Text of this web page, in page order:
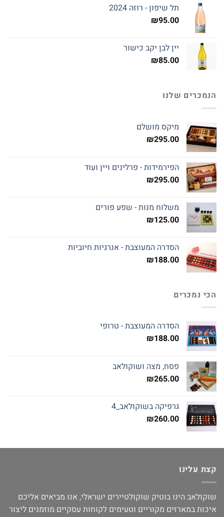
תל שיפון - רוזה 2024
₪95.00
יין לבן יקב כישור
₪85.00
הנמכרים שלנו
מיקס מושלם
₪295.00
הפירמידות - פרלינים ויין ועוד
₪295.00
משלוח מנות - שפע פורים
₪125.00
הסדרה המעוצבת - אנרגיות חיוביות
₪188.00
הכי נמכרים
הסדרה המעוצבת - טרופי
₪188.00
פסח, מצה ושוקולאב
₪265.00
גרפיקה בשוקולאב_4
₪260.00
קצת עלינו
שוקולאב הינו בוטיק שוקולטיירים ישראלי, אנו מביאים אליכם
איכות במארזים מקוריים וטעימים לקוחות עסקיים מוזמנים ליצור